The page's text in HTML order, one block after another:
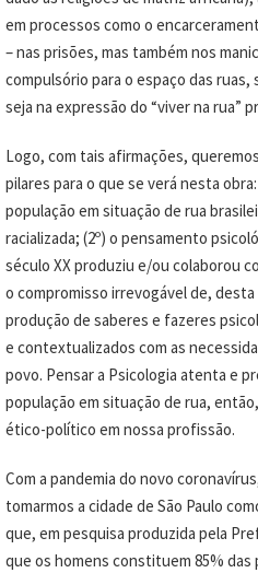
em processos como o
– nas prisões, mas também nos
compulsório para o espaço das
seja na expressão do “viver na rua”
Logo, com tais afirmações,
pilares para o que se verá nesta
população em situação de rua
racializada; (2º) o pensamento
século XX produziu e/ou colaborou
o compromisso irrevogável de,
produção de saberes e fazeres
e contextualizados com as
povo. Pensar a Psicologia atenta e
população em situação de rua,
ético-político em nossa profissão.
Com a pandemia do novo
tomarmos a cidade de São Paulo
que, em pesquisa produzida pela
que os homens constituem 85% das